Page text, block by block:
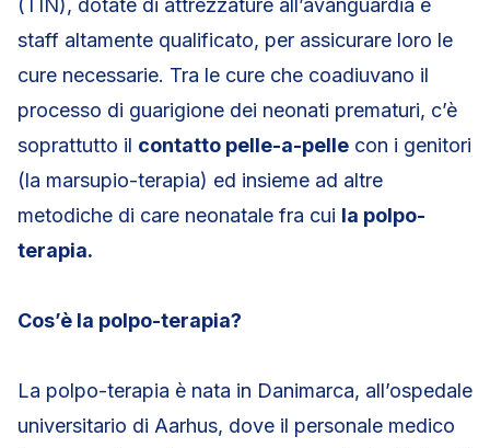
(TIN), dotate di attrezzature all’avanguardia e
staff altamente qualificato, per assicurare loro le
cure necessarie. Tra le cure che coadiuvano il
processo di guarigione dei neonati prematuri, c’è
soprattutto il contatto pelle-a-pelle con i genitori
(la marsupio-terapia) ed insieme ad altre
metodiche di care neonatale fra cui la polpo-
terapia.
Cos’è la polpo-terapia?
La polpo-terapia è nata in Danimarca, all’ospedale
universitario di Aarhus, dove il personale medico